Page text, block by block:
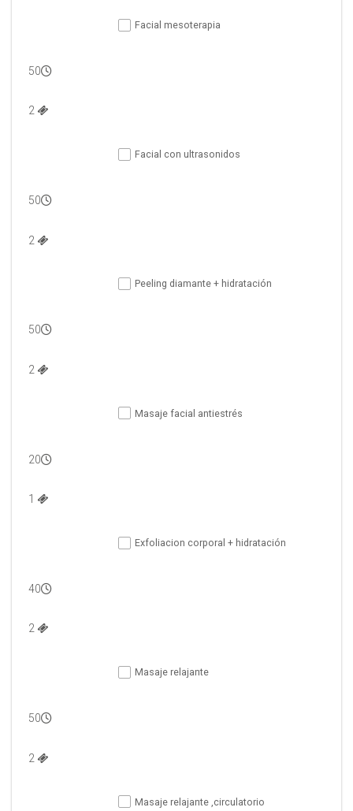
Facial mesoterapia
50
2
Facial con ultrasonidos
50
2
Peeling diamante + hidratación
50
2
Masaje facial antiestrés
20
1
Exfoliacion corporal + hidratación
40
2
Masaje relajante
50
2
Masaje relajante ,circulatorio